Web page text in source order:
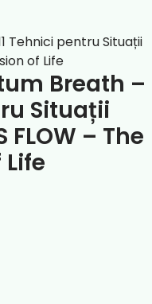
Breath –
Situații
FLOW – The